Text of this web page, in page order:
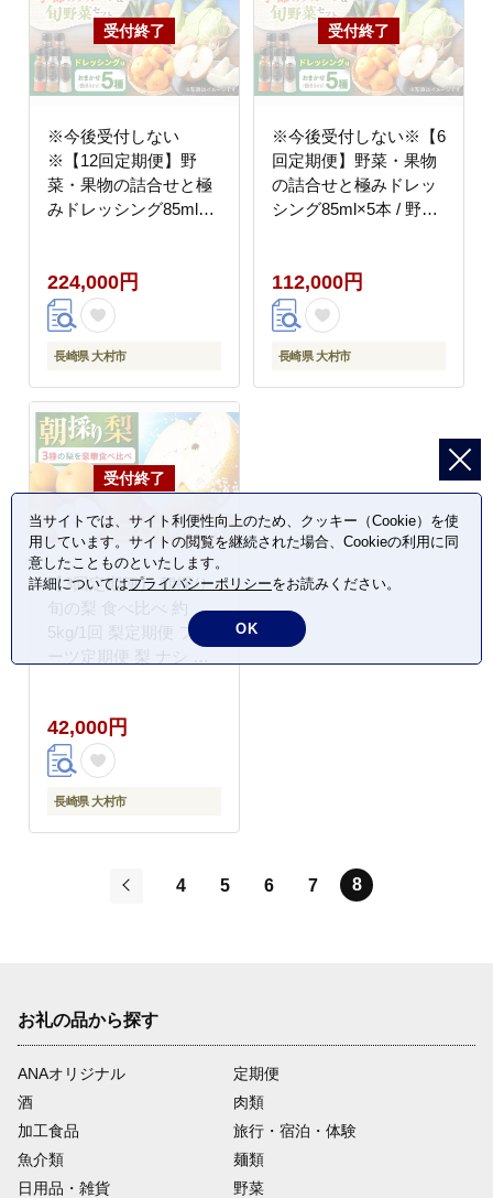
※今後受付しない
※【12回定期便】野
菜・果物の詰合せと極
みドレッシング85ml×5
ーつ ドレッシング / 大
村市 / おおむら夢ファ
ームシュシュ
[ACAA221]
224,000円
長崎県 大村市
※今後受付しない※【6
回定期便】野菜・果物
の詰合せと極みドレッ
シング85ml×5本 / 野菜
ッシング / 大村市 / お
おむら夢ファームシュ
シュ [ACAA219]
112,000円
長崎県 大村市
【3回定期便】 朝採り
旬の梨 食べ比べ 約
5kg/1回 梨定期便 フル
ーツ定期便 梨 ナシ な
[ACZC010]
42,000円
長崎県 大村市
4 5 6 7 8
お礼の品から探す
ANAオリジナル
定期便
酒
肉類
加工食品
旅行・宿泊・体験
魚介類
麺類
日用品・雑貨
野菜
当サイトでは、サイト利便性向上のため、クッキー（Cookie）を使
用しています。サイトの閲覧を継続された場合、Cookieの利用に同
意したことものといたします。
詳細についてはプライバシーポリシーをお読みください。
OK